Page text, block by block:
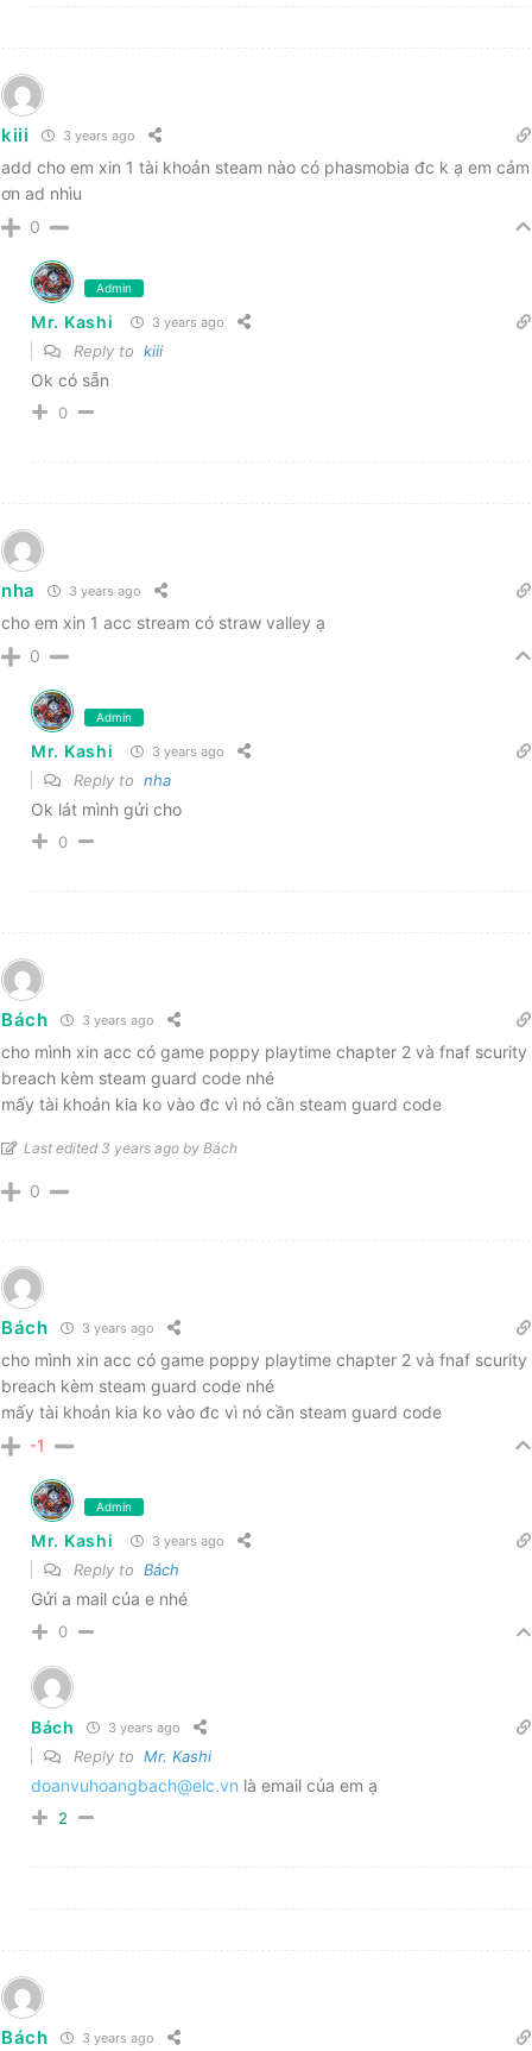
kiii 3 years ago
add cho em xin 1 tài khoản steam nào có phasmobia đc k ạ em cảm
ơn ad nhìu
0
Admin
Mr. Kashi 3 years ago
Reply to kiii
Ok có sẵn
0
nha 3 years ago
cho em xin 1 acc stream có straw valley ạ
0
Admin
Mr. Kashi 3 years ago
Reply to nha
Ok lát mình gửi cho
0
Bách 3 years ago
cho mình xin acc có game poppy playtime chapter 2 và fnaf scurity
breach kèm steam guard code nhé
mấy tài khoản kia ko vào đc vì nó cần steam guard code
Last edited 3 years ago by Bách
0
Bách 3 years ago
cho mình xin acc có game poppy playtime chapter 2 và fnaf scurity
breach kèm steam guard code nhé
mấy tài khoản kia ko vào đc vì nó cần steam guard code
-1
Admin
Mr. Kashi 3 years ago
Reply to Bách
Gửi a mail của e nhé
0
Bách 3 years ago
Reply to Mr. Kashi
doanvuhoangbach@elc.vn là email của em ạ
2
Bách 3 years ago